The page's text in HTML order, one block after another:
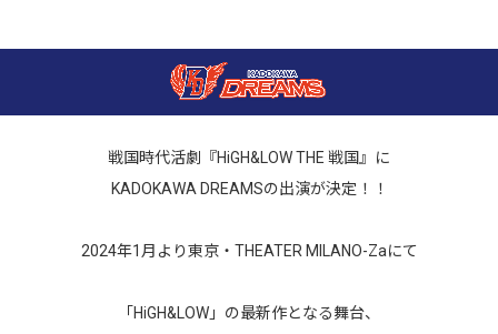
戦国時代活劇『HiGH&LOW THE 戦国』に
KADOKAWA DREAMSの出演が決定！！
2024年1月より東京・THEATER MILANO-Zaにて
「HiGH&LOW」の最新作となる舞台、